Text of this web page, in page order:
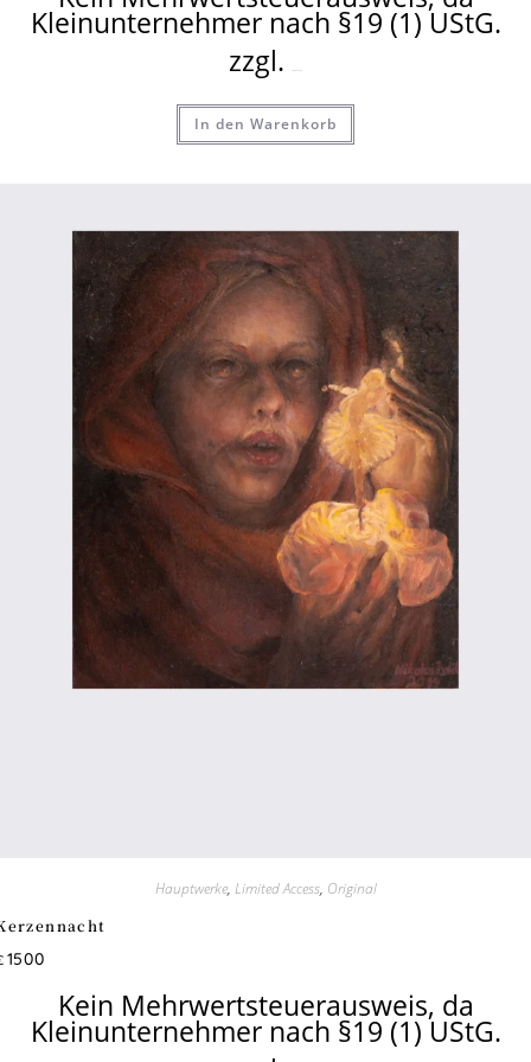
Kleinunternehmer nach §19 (1) UStG.
zzgl.
In den Warenkorb
Hauptwerke, Limited Access, Original
1500
Kein Mehrwertsteuerausweis, da
Kleinunternehmer nach §19 (1) UStG.